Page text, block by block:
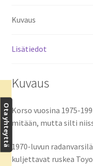
Kuvaus
Lisätiedot
Kuvaus
Korso vuosina 1975-
mitään, mutta silti
1970-luvun
kuljettavat ruskea
Ota yhteyttä